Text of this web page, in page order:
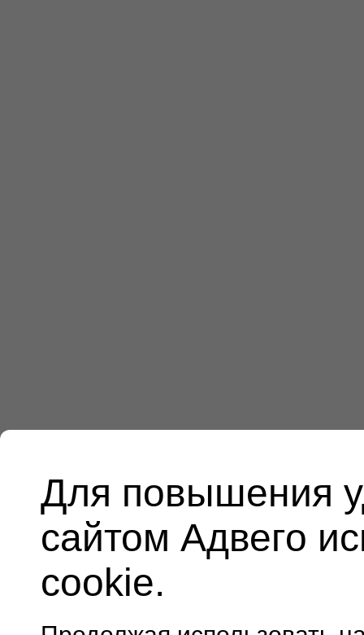
Для повышения
сайтом Адвего
cookie.